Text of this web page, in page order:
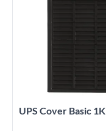
UPS Cover Basic 1K